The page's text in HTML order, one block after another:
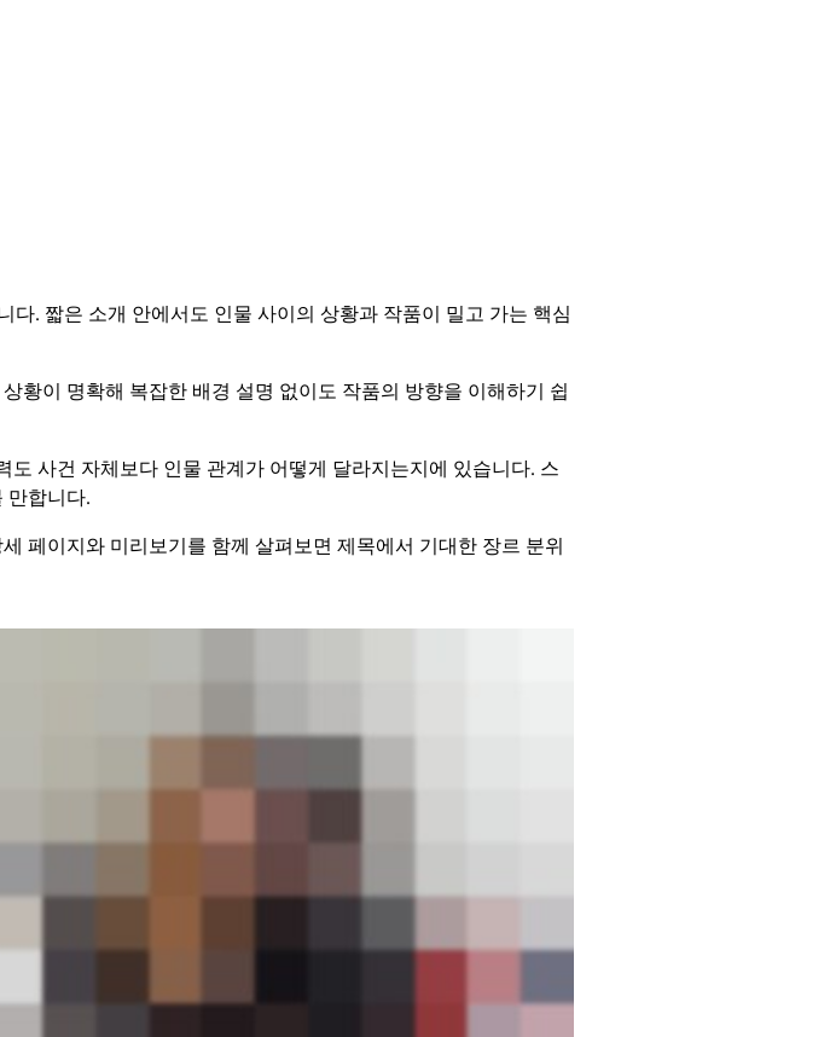
다. 짧은 소개 안에서도 인물 사이의 상황과 작품이 밀고 가는 핵심
황이 명확해 복잡한 배경 설명 없이도 작품의 방향을 이해하기 쉽
사건 자체보다 인물 관계가 어떻게 달라지는지에 있습니다. 스
만합니다.
페이지와 미리보기를 함께 살펴보면 제목에서 기대한 장르 분위